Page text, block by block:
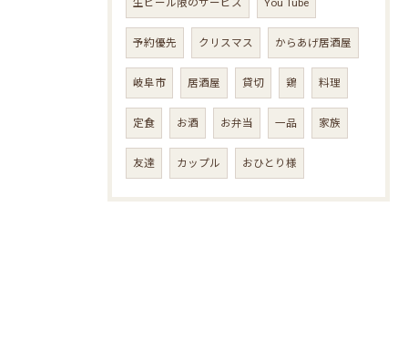
生ビール限のサービス You Tube
予約優先 クリスマス からあげ居酒屋
岐阜市 居酒屋 貸切 鶏 料理
定食 お酒 お弁当 一品 家族
友達 カップル おひとり様